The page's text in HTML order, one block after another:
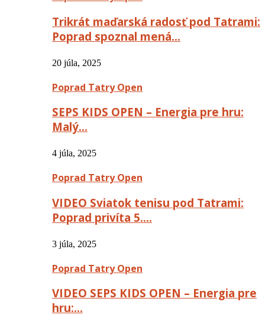
Trikrát maďarská radosť pod Tatrami:
Poprad spoznal mená…
20 júla, 2025
Poprad Tatry Open
SEPS KIDS OPEN – Energia pre hru:
Malý…
4 júla, 2025
Poprad Tatry Open
VIDEO Sviatok tenisu pod Tatrami:
Poprad privíta 5….
3 júla, 2025
Poprad Tatry Open
VIDEO SEPS KIDS OPEN – Energia pre
hru:…